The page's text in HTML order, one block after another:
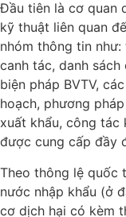
Đầu tiên là cơ quan
kỹ thuật liên quan
nhóm thông tin
canh tác, danh
biện pháp BVTV,
hoạch, phương
xuất khẩu, công
được cung cấp đầy
Theo thông lệ quốc
nước nhập khẩu (ở
cơ dịch hại có kèm